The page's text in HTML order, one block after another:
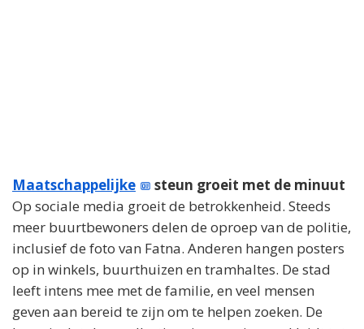
Maatschappelijke
steun groeit met de minuut
Op sociale media groeit de betrokkenheid. Steeds
meer buurtbewoners delen de oproep van de politie,
inclusief de foto van Fatna. Anderen hangen posters
op in winkels, buurthuizen en tramhaltes. De stad
leeft intens mee met de familie, en veel mensen
geven aan bereid te zijn om te helpen zoeken. De